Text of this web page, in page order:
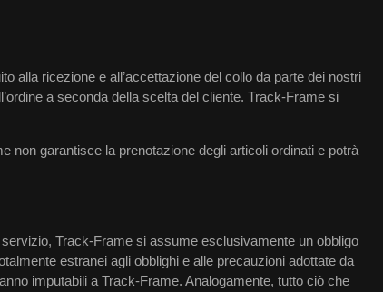
alla ricezione e all’accettazione del collo da parte dei nostri
a seconda della scelta del cliente. Track-Frame si
non garantisce la prenotazione degli articoli ordinati e potrà
Track-Frame si assume esclusivamente un obbligo
estranei agli obblighi e alle precauzioni adottate da
imputabili a Track-Frame. Analogamente, tutto ciò che